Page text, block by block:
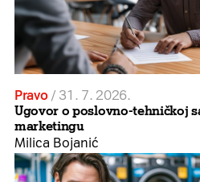
Pravo / 31. 7. 2026.
Ugovor o poslovno-tehničkoj
marketingu
Milica Bojanić